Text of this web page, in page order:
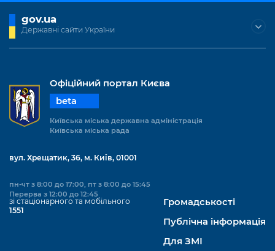
gov.ua
Державні сайти України
Офіційний портал Києва
beta
Київська міська державна адміністрація
Київська міська рада
вул. Хрещатик, 36, м. Київ, 01001
пн-чт з 8:00 до 17:00, пт з 8:00 до 15:45
Перерва з 12:00 до 12:45
зі стаціонарного та мобільного
1551
Громадськості
Публічна інформація
Для ЗМІ